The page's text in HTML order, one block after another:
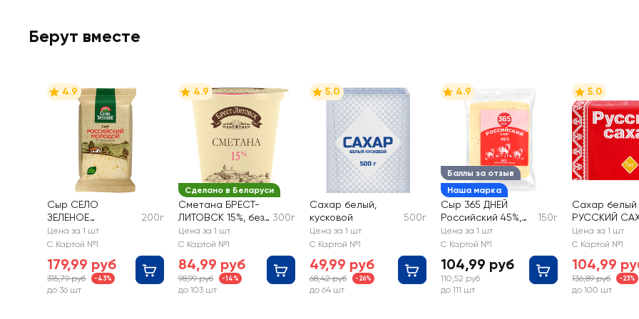
Берут вместе
4.9
Сыр СЕЛО
ЗЕЛЕНОЕ
Российский 50%,
без змж
200г
Цена за 1 шт
С Картой №1
179,99 руб
315,79 руб -43%
до 36 шт
Сделано в Беларуси
4.9
Сметана БРЕСТ-
ЛИТОВСК 15%, без
змж
300г
Цена за 1 шт
С Картой №1
84,99 руб
98,99 руб -14%
до 103 шт
5.0
Сахар белый,
кусковой
500г
Цена за 1 шт
С Картой №1
49,99 руб
68,42 руб -26%
до 64 шт
Баллы за отзыв
Наша марка
4.9
Сыр 365 ДНЕЙ
Российский 45%,
без змж
150г
Цена за 1 шт
С Картой №1
104,99 руб
110,52 руб
до 111 шт
5.0
Сахар белый
РУССКИЙ
кусковой
Цена за 1 шт
С Картой №1
104,99
136,89 руб -23%
до 100 шт